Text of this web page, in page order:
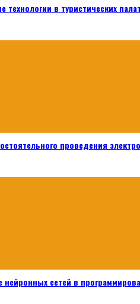
технологии в туристических
проведения
нейронных сетей в